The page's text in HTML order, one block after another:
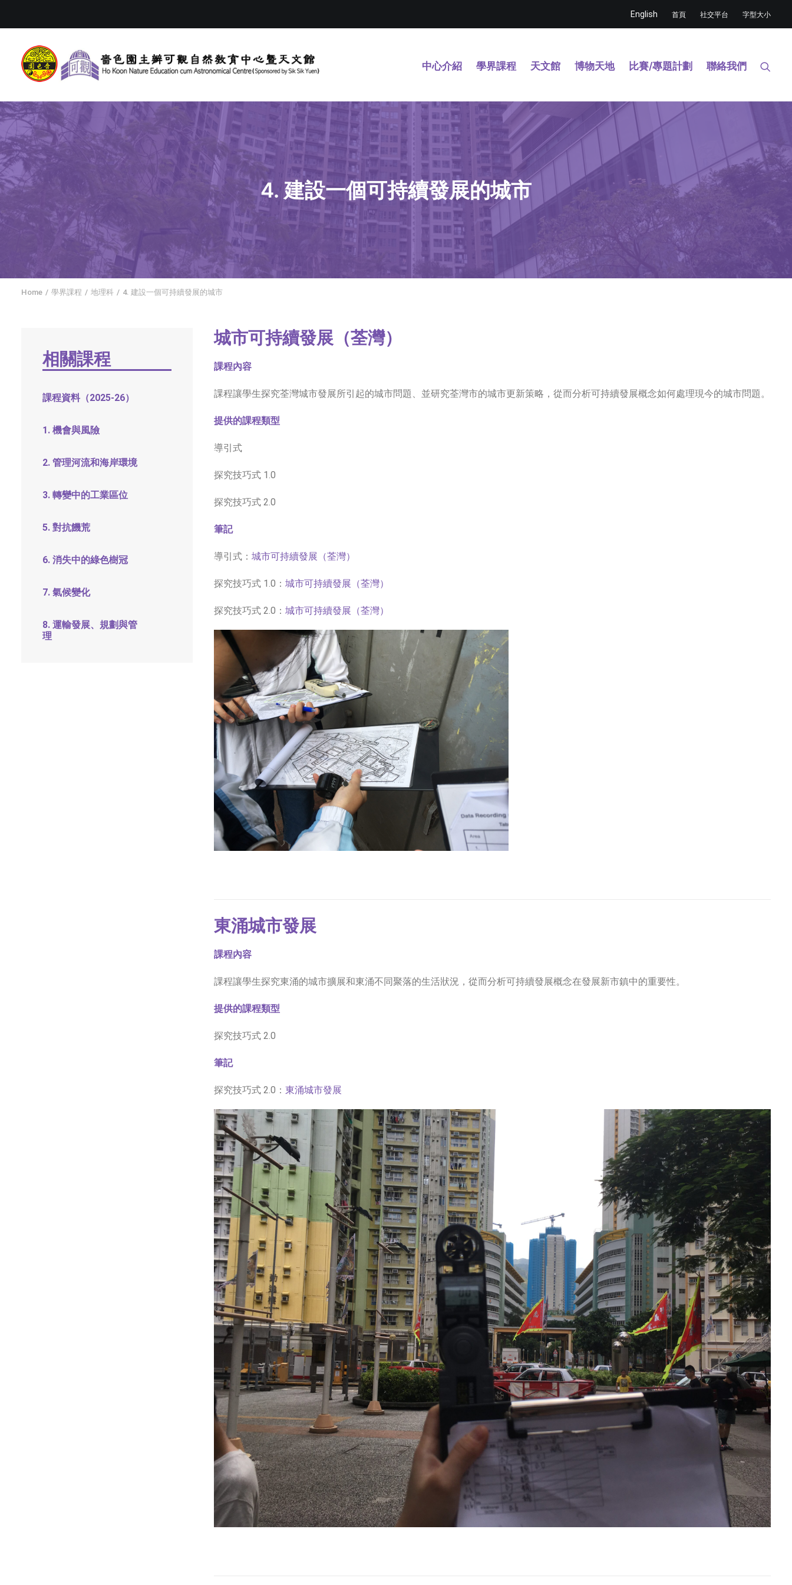
English 首頁 社交平台 字型大小
中心介紹 學界課程 天文館 博物天地 比賽/專題計劃 聯絡我們
4. 建設一個可持續發展的城市
Home 學界課程 地理科 4. 建設一個可持續發展的城市
相關課程
課程資料（2025-26）
1. 機會與風險
2. 管理河流和海岸環境
3. 轉變中的工業區位
5. 對抗饑荒
6. 消失中的綠色樹冠
7. 氣候變化
8. 運輸發展、規劃與管
理
城市可持續發展（荃灣）
課程內容
課程讓學生探究荃灣城市發展所引起的城市問題、並研究荃灣市的城市更新策略，從而分析可持續發展概念如何處理現今的城市問題。
提供的課程類型
導引式
探究技巧式 1.0
探究技巧式 2.0
筆記
導引式： 城市可持續發展（荃灣）
探究技巧式 1.0： 城市可持續發展（荃灣）
探究技巧式 2.0： 城市可持續發展（荃灣）
東涌城市發展
課程內容
課程讓學生探究東涌的城市擴展和東涌不同聚落的生活狀況，從而分析可持續發展概念在發展新市鎮中的重要性。
提供的課程類型
探究技巧式 2.0
筆記
探究技巧式 2.0： 東涌城市發展